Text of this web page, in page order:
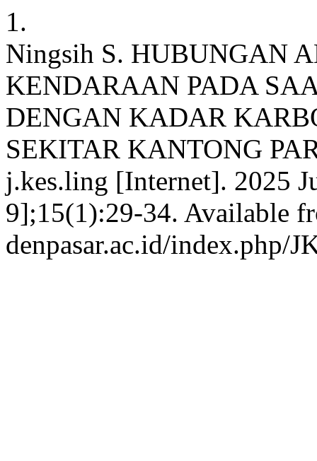
1.
Ningsih S. HUBUNGAN
KENDARAAN PADA
DENGAN KADAR
SEKITAR KANTONG
j.kes.ling [Internet]. 2025
9];15(1):29-34. Available
denpasar.ac.id/index.php/